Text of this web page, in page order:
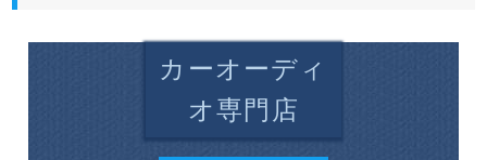
カーオーディ
オ専門店